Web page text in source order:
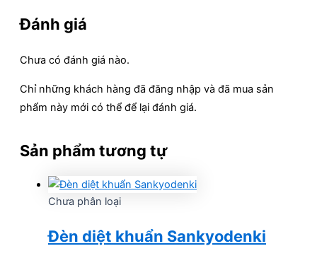
Đánh giá
Chưa có đánh giá nào.
Chỉ những khách hàng đã đăng nhập và đã mua sản
phẩm này mới có thể để lại đánh giá.
Sản phẩm tương tự
Chưa phân loại
Đèn diệt khuẩn Sankyodenki